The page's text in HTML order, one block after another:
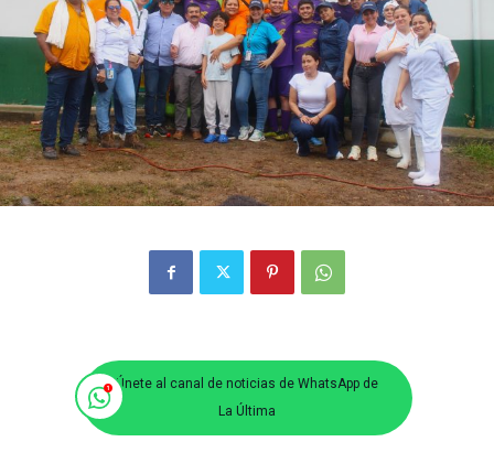
Únete al canal de noticias de WhatsApp de
La Última